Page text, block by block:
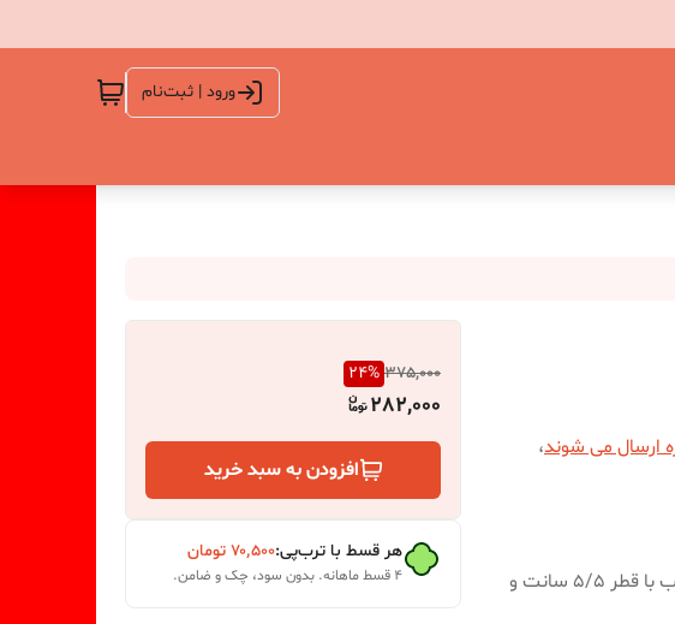
ورود | ثبت‌نام
،
ابعاد حدودی خروجی گل آیهار از قالب با قطر 5/5 سانت و
375,000
24%
282,000
افزودن به سبد خرید
هر قسط با ترب‌پی:۷۰٬۵۰۰ تومان
۴ قسط ماهانه. بدون سود، چک و ضامن.